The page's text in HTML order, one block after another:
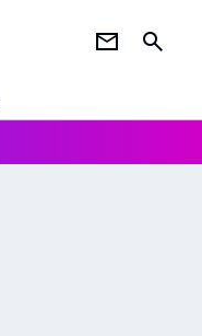
newsletter search